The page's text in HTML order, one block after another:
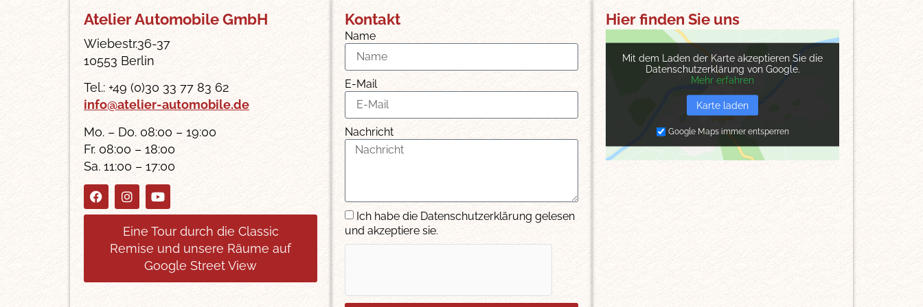
Atelier Automobile GmbH
Wiebestr.36-37
10553 Berlin
Tel.: +49 (0)30 33 77 83 62
info@atelier-automobile.de
Mo. – Do. 08:00 – 19:00
Fr. 08:00 – 18:00
Sa. 11:00 – 17:00
Eine Tour durch die Classic
Remise und unsere Räume auf
Google Street View
Kontakt
Name
E-Mail
Nachricht
Ich habe die Datenschutzerklärung gelesen
und akzeptiere sie.
Hier finden Sie uns
Mit dem Laden der Karte akzeptieren Sie die
Datenschutzerklärung von Google.
Mehr erfahren
Karte laden
Google Maps immer entsperren